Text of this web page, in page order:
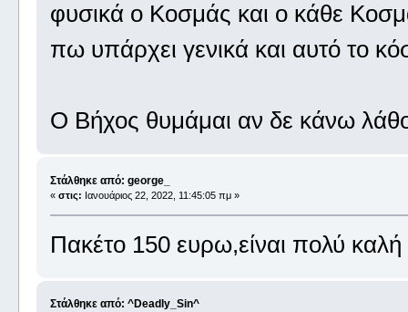
φυσικά ο Κοσμάς και ο κάθε
πω υπάρχει γενικά και αυτό το
Ο Βήχος θυμάμαι αν δε κάνω
Στάλθηκε από: george_
« στις: Ιανουάριος 22, 2022, 11:45:05 πμ »
Πακέτο 150 ευρω,είναι πολύ καλή
Στάλθηκε από: ^Deadly_Sin^